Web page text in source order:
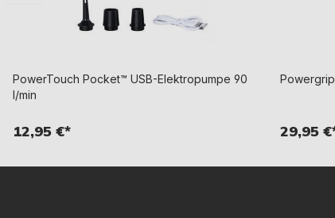
PowerTouch Pocket™ USB-Elektropumpe 90
l/min
12,95 €* 29,95